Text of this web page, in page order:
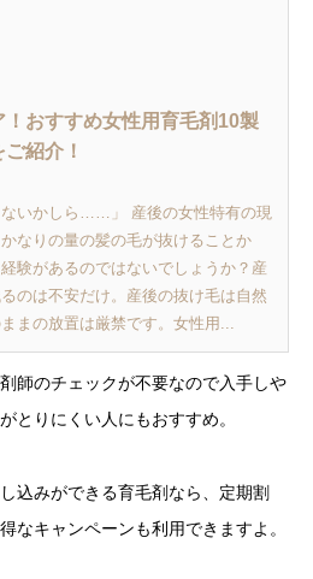
おすすめ女性用育毛剤10製
紹介！
ないかしら……」 産後の女性特有の現
なりの量の髪の毛が抜けることか
験があるのではないでしょうか？産
のは不安だけ。産後の抜け毛は自然
まの放置は厳禁です。女性用...
師のチェックが不要なので入手しや
とりにくい人にもおすすめ。
込みができる育毛剤なら、定期割
なキャンペーンも利用できますよ。